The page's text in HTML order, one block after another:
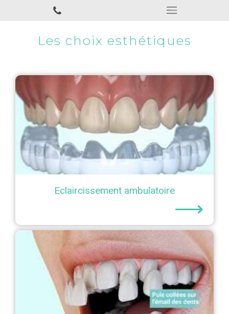
Les choix esthétiques
Eclaircissement ambulatoire
⟶